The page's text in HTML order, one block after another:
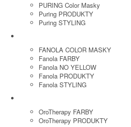
PURING Color Masky
Puring PRODUKTY
Puring STYLING
FANOLA COLOR MASKY
Fanola FARBY
Fanola NO YELLOW
Fanola PRODUKTY
Fanola STYLING
OroTherapy FARBY
OroTherapy PRODUKTY